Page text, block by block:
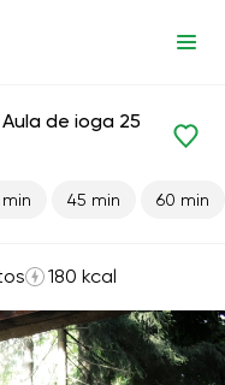
o parto
de ioga 25
45 min 60 min
180 kcal